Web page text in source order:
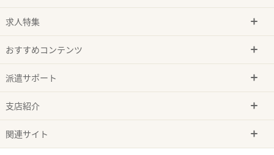
求人特集
おすすめコンテンツ
派遣サポート
支店紹介
関連サイト